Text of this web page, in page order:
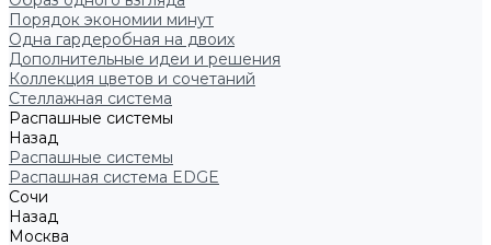
Порядок экономии минут
Одна гардеробная на двоих
Дополнительные идеи и решения
Коллекция цветов и сочетаний
Стеллажная система
Распашные системы
Назад
Распашные системы
Распашная система EDGE
Сочи
Назад
Москва